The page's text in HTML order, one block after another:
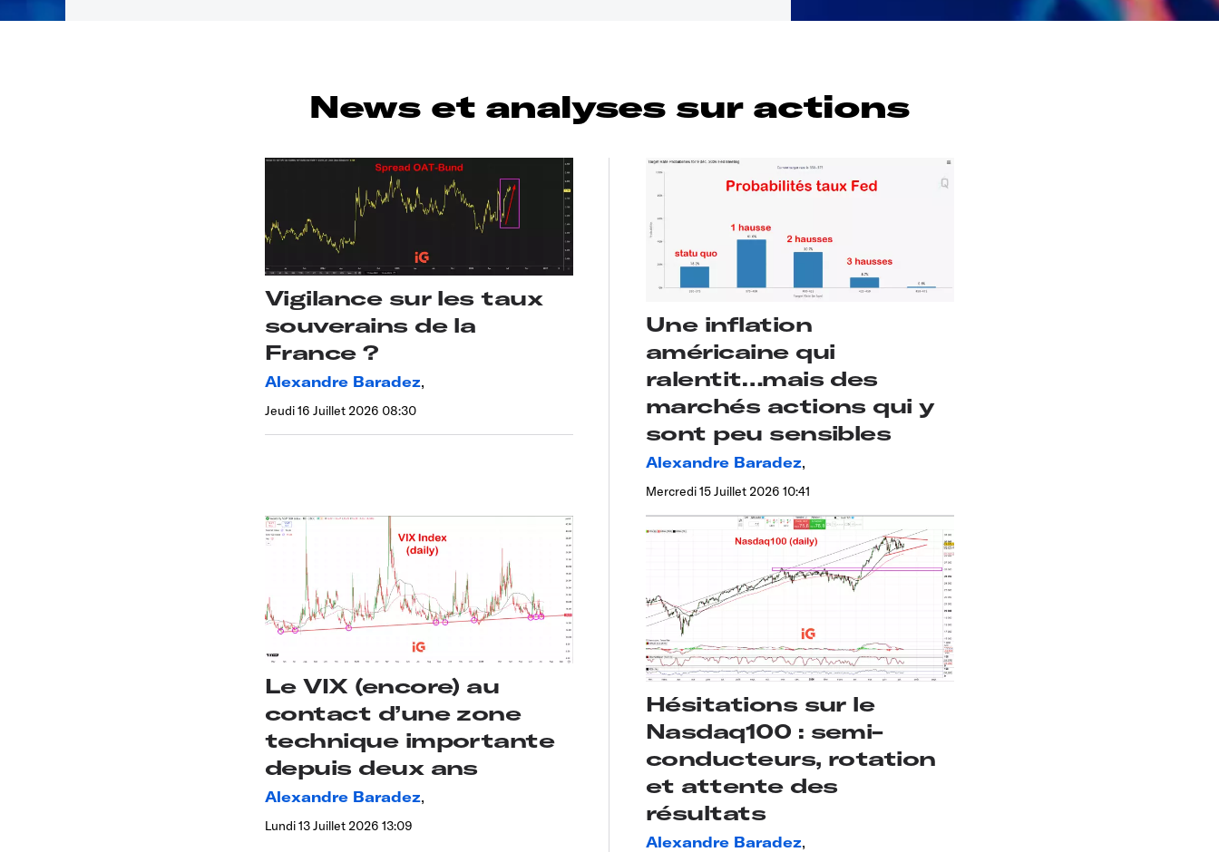
News et analyses sur actions
Vigilance sur les taux
souverains de la
France ?
Alexandre Baradez,
Jeudi 16 Juillet 2026 08:30
Une inflation
américaine qui
ralentit…mais des
marchés actions qui y
sont peu sensibles
Alexandre Baradez,
Mercredi 15 Juillet 2026 10:41
Le VIX (encore) au
contact d’une zone
technique importante
depuis deux ans
Alexandre Baradez,
Lundi 13 Juillet 2026 13:09
Hésitations sur le
Nasdaq100 : semi-
conducteurs, rotation
et attente des
résultats
Alexandre Baradez,